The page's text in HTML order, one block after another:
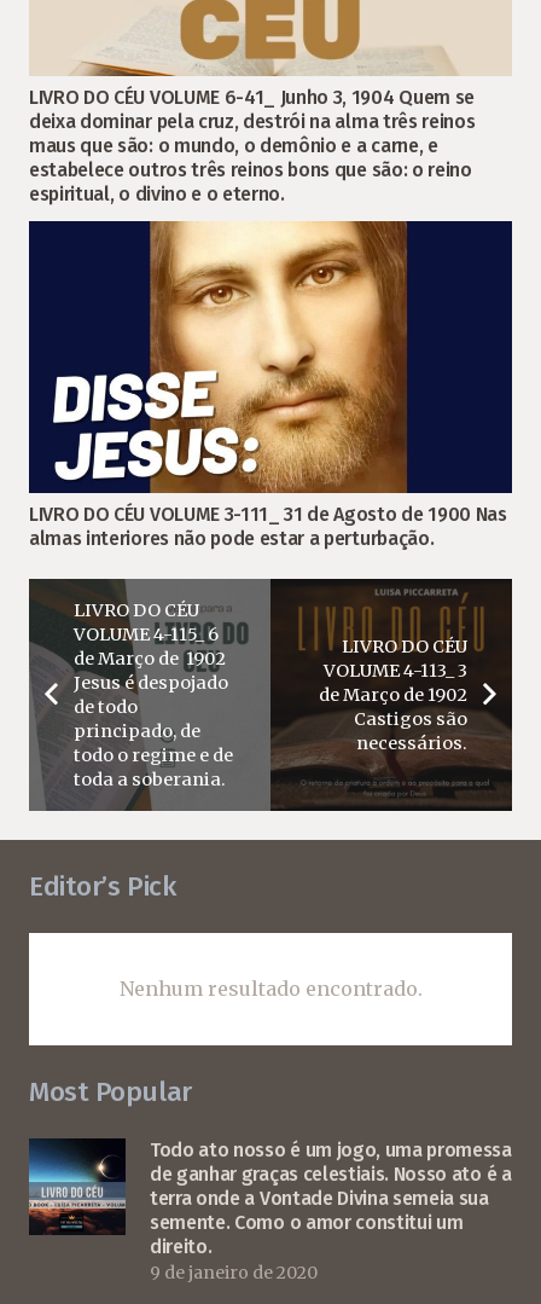
LIVRO DO CÉU VOLUME 6-41_ Junho 3, 1904 Quem se
deixa dominar pela cruz, destrói na alma três reinos
maus que são: o mundo, o demônio e a carne, e
estabelece outros três reinos bons que são: o reino
espiritual, o divino e o eterno.
LIVRO DO CÉU VOLUME 3-111_ 31 de Agosto de 1900 Nas
almas interiores não pode estar a perturbação.
LIVRO DO CÉU
VOLUME 4-115_ 6
de Março de 1902
Jesus é despojado
de todo
principado, de
todo o regime e de
toda a soberania.
LIVRO DO CÉU
VOLUME 4-113_ 3
de Março de 1902
Castigos são
necessários.
Editor’s Pick
Nenhum resultado encontrado.
Most Popular
Todo ato nosso é um jogo, uma promessa
de ganhar graças celestiais. Nosso ato é a
terra onde a Vontade Divina semeia sua
semente. Como o amor constitui um
direito.
9 de janeiro de 2020